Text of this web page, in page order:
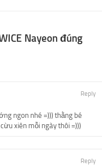
Nayeon đúng
Reply
ngon nhé =))) thằng bé
xiên mỗi ngày thôi =)))
Reply